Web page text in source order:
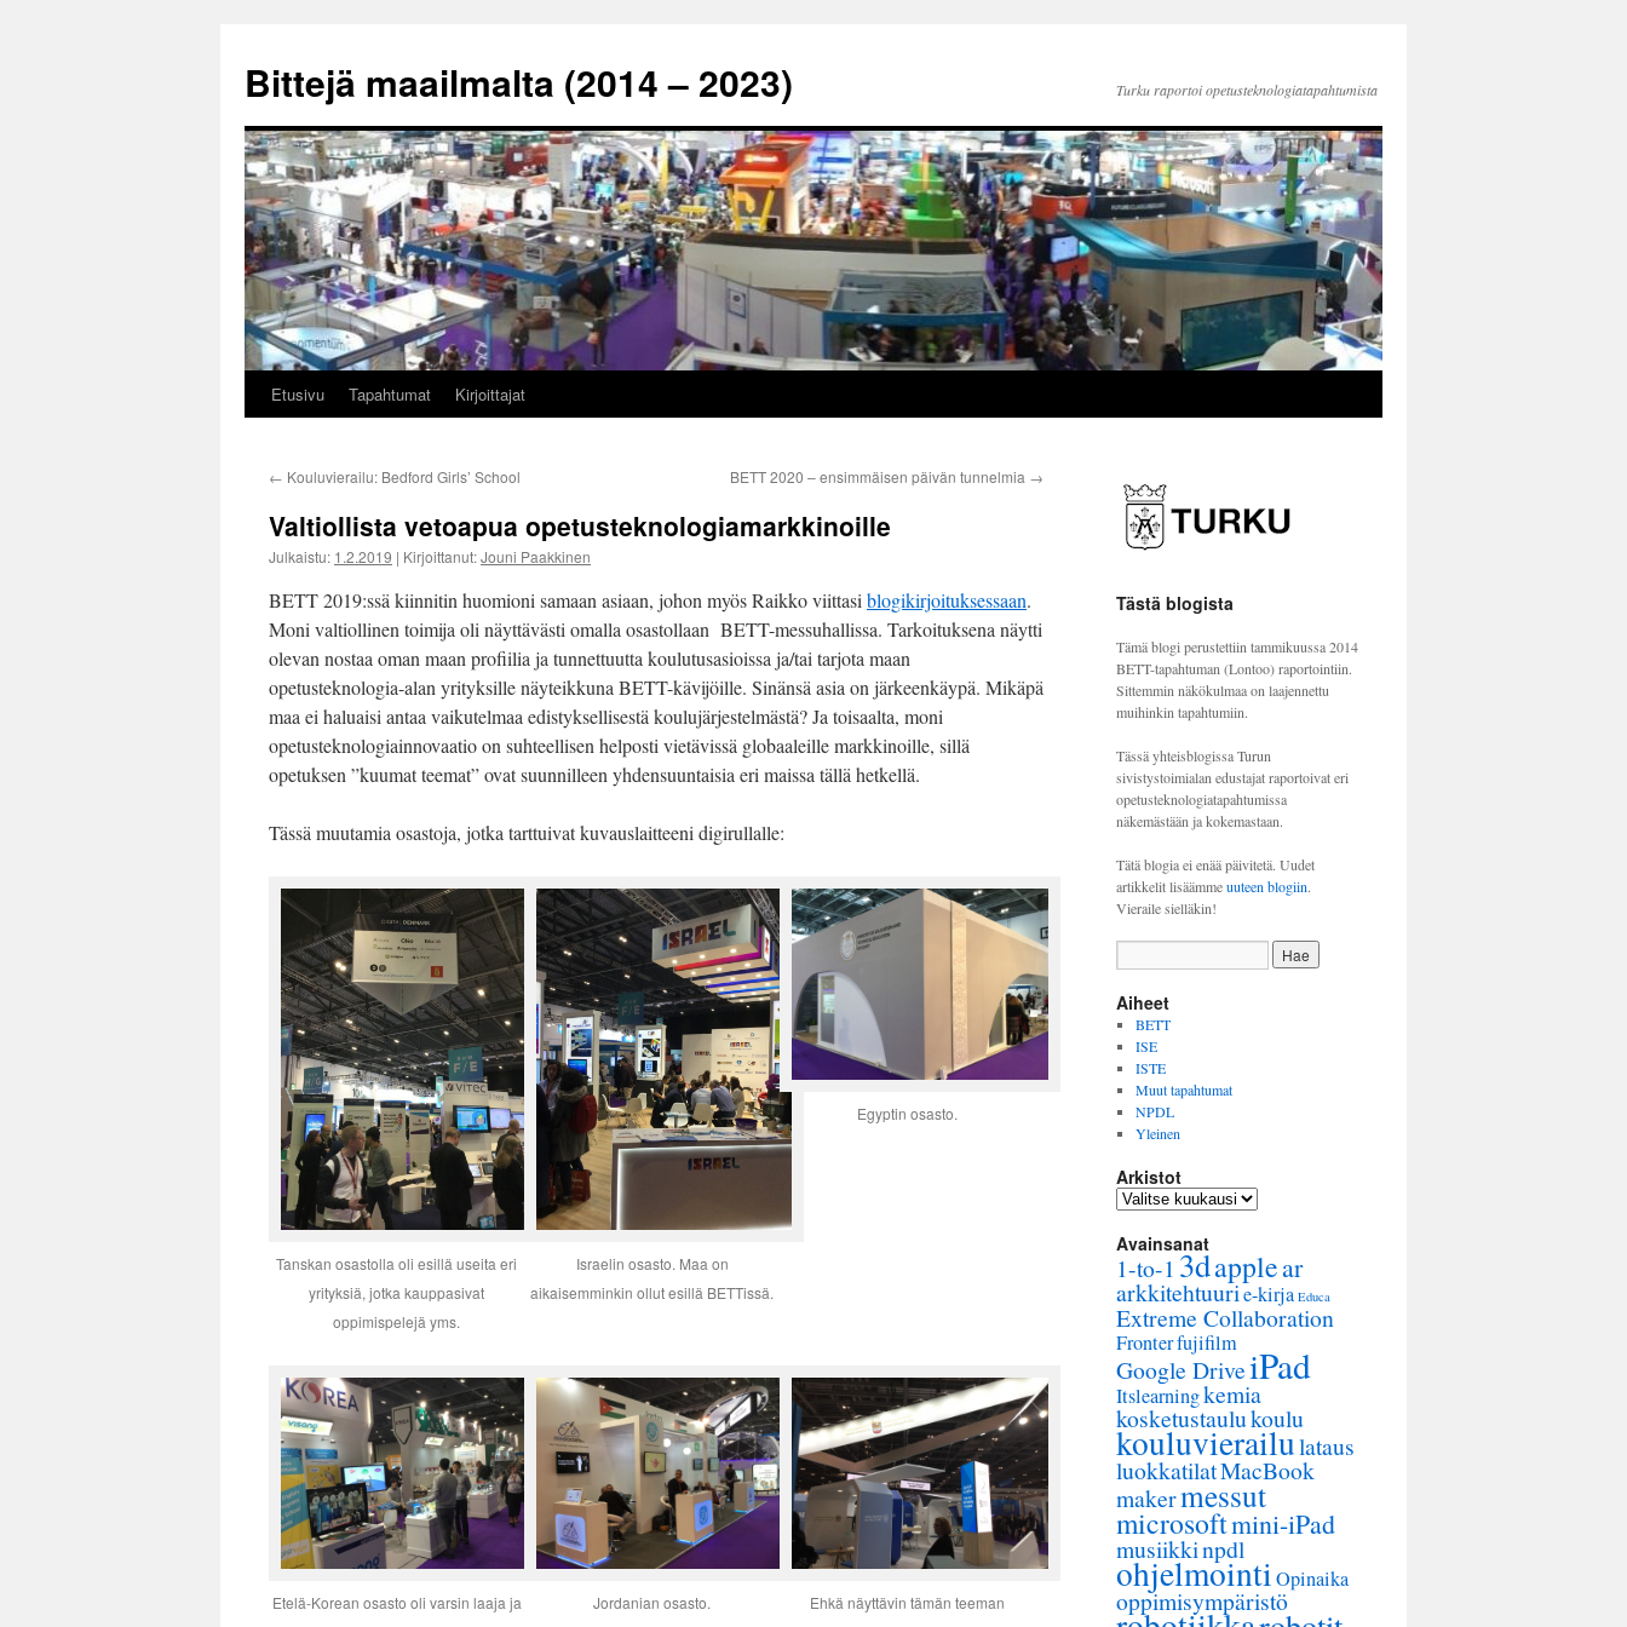
Bittejä maailmalta (2014 – 2023) Turku raportoi opetusteknologiatapahtumista
Etusivu Tapahtumat Kirjoittajat
← Kouluvierailu: Bedford Girls’ School BETT 2020 – ensimmäisen päivän tunnelmia →
Valtiollista vetoapua opetusteknologiamarkkinoille
Julkaistu: 1.2.2019 | Kirjoittanut:Jouni Paakkinen
BETT 2019:ssä kiinnitin huomioni samaan asiaan, johon myös Raikko viittasi blogikirjoituksessaan.
Moni valtiollinen toimija oli näyttävästi omalla osastollaan BETT-messuhallissa. Tarkoituksena näytti
olevan nostaa oman maan profiilia ja tunnettuutta koulutusasioissa ja/tai tarjota maan
opetusteknologia-alan yrityksille näyteikkuna BETT-kävijöille. Sinänsä asia on järkeenkäypä. Mikäpä
maa ei haluaisi antaa vaikutelmaa edistyksellisestä koulujärjestelmästä? Ja toisaalta, moni
opetusteknologiainnovaatio on suhteellisen helposti vietävissä globaaleille markkinoille, sillä
opetuksen ”kuumat teemat” ovat suunnilleen yhdensuuntaisia eri maissa tällä hetkellä.
Tässä muutamia osastoja, jotka tarttuivat kuvauslaitteeni digirullalle:
Tanskan osastolla oli esillä useita eri
yrityksiä, jotka kauppasivat
oppimispelejä yms.
Israelin osasto. Maa on
aikaisemminkin ollut esillä BETTissä.
Egyptin osasto.
Etelä-Korean osasto oli varsin laaja ja
Jordanian osasto.
Ehkä näyttävin tämän teeman
Tästä blogista
Tämä blogi perustettiin tammikuussa 2014
BETT-tapahtuman (Lontoo) raportointiin.
Sittemmin näkökulmaa on laajennettu
muihinkin tapahtumiin.
Tässä yhteisblogissa Turun
sivistystoimialan edustajat raportoivat eri
opetusteknologiatapahtumissa
näkemästään ja kokemastaan.
Tätä blogia ei enää päivitetä. Uudet
artikkelit lisäämmeuuteen blogiin.
Vieraile sielläkin!
Aiheet
BETT
ISE
ISTE
Muut tapahtumat
NPDL
Yleinen
Arkistot
Arkistot
Avainsanat
1-to-13dapplear
arkkitehtuurie-kirja Educa
Extreme Collaboration
Fronterfujifilm
Google DriveiPad
Itslearningkemia
kosketustaulukoulu
kouluvierailulataus
luokkatilatMacBook
makermessut
microsoftmini-iPad
musiikkinpdl
ohjelmointiOpinaika
oppimisympäristö